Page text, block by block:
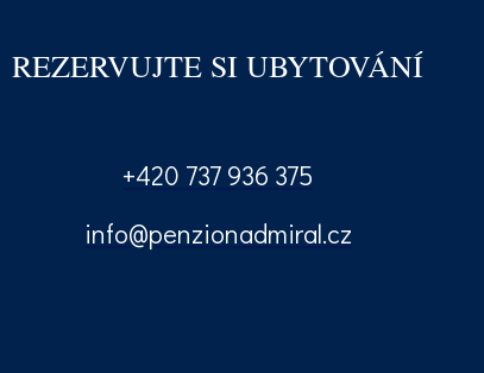
REZERVUJTE SI UBYTOVÁNÍ
+420 737 936 375
info@penzionadmiral.cz